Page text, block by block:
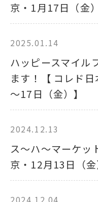
京・1月17日（金
2025.01.14
ハッピースマイル
ます！【 コレド日
～17日（金）】
2024.12.13
ス～ハ～マーケッ
京・12月13日（金
2024.12.04